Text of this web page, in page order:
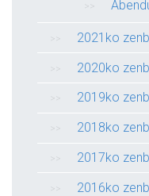
2021ko
2020ko
2019ko
2018ko
2017ko
2016ko